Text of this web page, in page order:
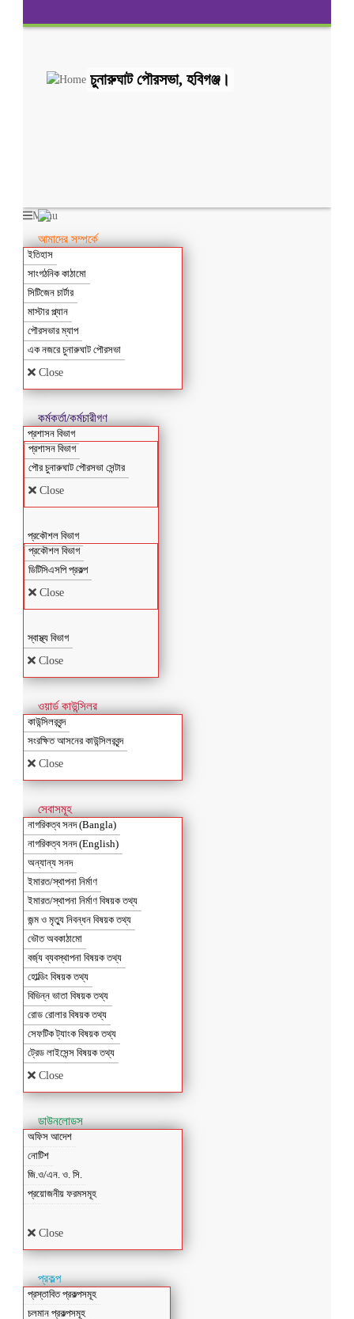
চুনারুঘাট পৌরসভা, হবিগঞ্জ।
Menu
আমাদের সম্পর্কে
ইতিহাস
সাংগঠনিক কাঠামো
সিটিজেন চার্টার
মাস্টার প্ল্যান
পৌরসভার ম্যাপ
এক নজরে চুনারুঘাট পৌরসভা
Close
কর্মকর্তা/কর্মচারীগণ
প্রশাসন বিভাগ
প্রশাসন বিভাগ
পৌর চুনারুঘাট পৌরসভা সেন্টার
Close
প্রকৌশল বিভাগ
প্রকৌশল বিভাগ
ডিটিসিএসপি প্রকল্প
Close
স্বাস্থ্য বিভাগ
Close
ওয়ার্ড কাউন্সিলর
কাউন্সিলরবৃন্দ
সংরক্ষিত আসনের কাউন্সিলরবৃন্দ
Close
সেবাসমূহ
নাগরিকত্ব সনদ (Bangla)
নাগরিকত্ব সনদ (English)
অন্যান্য সনদ
ইমারত/স্থাপনা নির্মাণ
ইমারত/স্থাপনা নির্মাণ বিষয়ক তথ্য
জন্ম ও মৃত্যু নিবন্ধন বিষয়ক তথ্য
ভৌত অবকাঠামো
বর্জ্য ব্যবস্থাপনা বিষয়ক তথ্য
হোল্ডিং বিষয়ক তথ্য
বিভিন্ন ভাতা বিষয়ক তথ্য
রোড রোলার বিষয়ক তথ্য
সেফটিক ট্যাংক বিষয়ক তথ্য
ট্রেড লাইসেন্স বিষয়ক তথ্য
Close
ডাউনলোডস
অফিস আদেশ
নোটিশ
জি.ও/এন. ও. সি.
প্রয়োজনীয় ফরমসমূহ
Close
প্রকল্প
প্রস্তাবিত প্রকল্পসমূহ
চলমান প্রকল্পসমূহ